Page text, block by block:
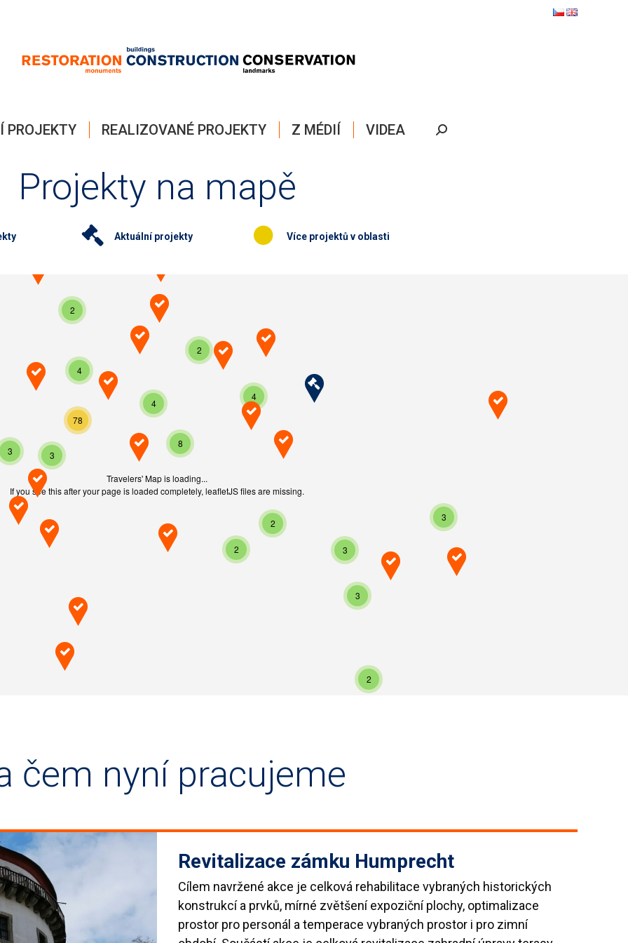
PROJEKTY REALIZOVANÉ PROJEKTY Z MÉDIÍ VIDEA Search:
Projekty na mapě
Aktuální projekty Více projektů v oblasti
Travelers' Map is loading...
If you see this after your page is loaded completely, leafletJS files are missing.
4
2
2
3
4
3
2
3
2
2
3 3
4
8
78
čem nyní pracujeme
Revitalizace zámku Humprecht
Cílem navržené akce je celková rehabilitace vybraných historických
konstrukcí a prvků, mírné zvětšení expoziční plochy, optimalizace
prostor pro personál a temperace vybraných prostor i pro zimní